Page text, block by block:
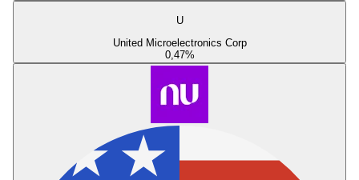
U
United Microelectronics Corp
0,47%